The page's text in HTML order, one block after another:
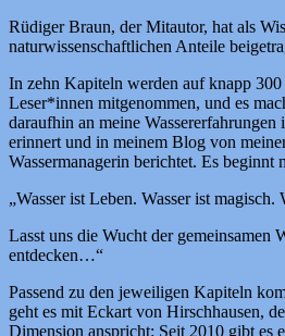
Rüdiger Braun, der Mitautor, hat als
naturwissenschaftlichen Anteile
In zehn Kapiteln werden auf knapp
Leser*innen mitgenommen, und es
daraufhin an meine Wassererfahrungen
erinnert und in meinem Blog von
Wassermanagerin berichtet. Es beginnt
„Wasser ist Leben. Wasser ist magisch.
Lasst uns die Wucht der gemeinsamen
entdecken…“
Passend zu den jeweiligen Kapiteln
geht es mit Eckart von Hirschhausen,
Dimension anspricht: Seit 2010 gibt es